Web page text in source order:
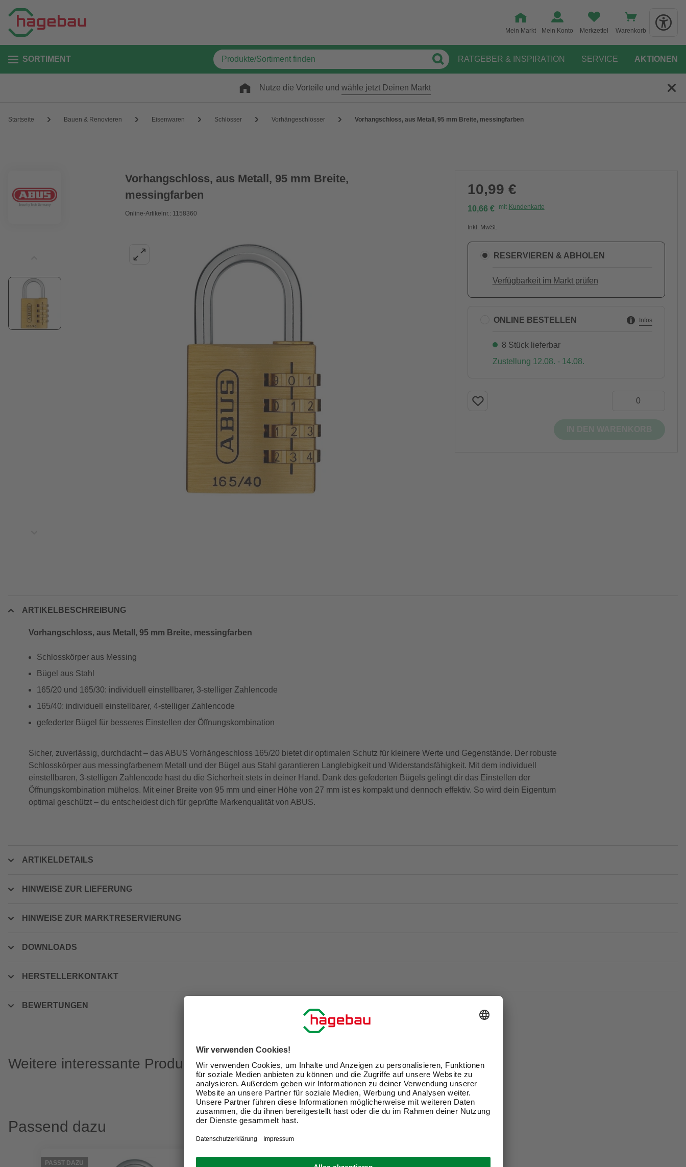
Mein Markt Mein Konto Merkzettel Warenkorb
SORTIMENT RATGEBER & INSPIRATION SERVICE AKTIONEN
Nutze die Vorteile und wähle jetzt Deinen Markt
Startseite Bauen & Renovieren Eisenwaren Schlösser Vorhängeschlösser Vorhangschloss, aus Metall, 95 mm Breite, messingfarben
Vorhangschloss, aus Metall, 95 mm Breite,
messingfarben
Online-Artikelnr.: 1158360
10,99 €
10,66 € mit Kundenkarte
Inkl. MwSt.
RESERVIEREN & ABHOLEN
Verfügbarkeit im Markt prüfen
ONLINE BESTELLEN Infos
8 Stück lieferbar
Zustellung 12.08. - 14.08.
ARTIKELBESCHREIBUNG
Vorhangschloss, aus Metall, 95 mm Breite, messingfarben
Schlosskörper aus Messing
Bügel aus Stahl
165/20 und 165/30: individuell einstellbarer, 3-stelliger Zahlencode
165/40: individuell einstellbarer, 4-stelliger Zahlencode
gefederter Bügel für besseres Einstellen der Öffnungskombination
Sicher, zuverlässig, durchdacht – das ABUS Vorhängeschloss 165/20 bietet dir optimalen Schutz für kleinere Werte und Gegenstände. Der robuste
Schlosskörper aus messingfarbenem Metall und der Bügel aus Stahl garantieren Langlebigkeit und Widerstandsfähigkeit. Mit dem individuell
einstellbaren, 3-stelligen Zahlencode hast du die Sicherheit stets in deiner Hand. Dank des gefederten Bügels gelingt dir das Einstellen der
Öffnungskombination mühelos. Mit einer Breite von 95 mm und einer Höhe von 27 mm ist es kompakt und dennoch effektiv. So wird dein Eigentum
optimal geschützt – du entscheidest dich für geprüfte Markenqualität von ABUS.
ARTIKELDETAILS
HINWEISE ZUR LIEFERUNG
HINWEISE ZUR MARKTRESERVIERUNG
DOWNLOADS
HERSTELLERKONTAKT
BEWERTUNGEN
Weitere interessante Produkte
Passend dazu
PASST DAZU